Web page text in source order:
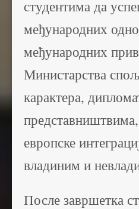
студентима да
међународних
међународних
Министарства
карактера,
европске
владиним и
После завршетка